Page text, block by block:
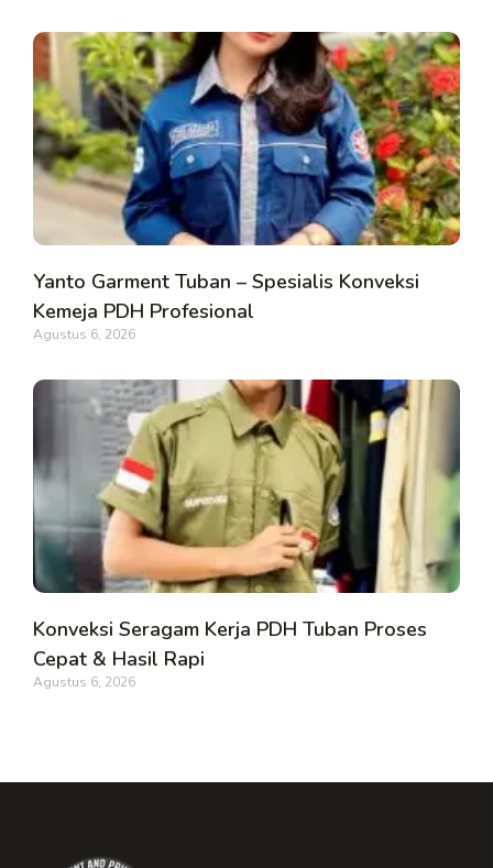
Yanto Garment Tuban – Spesialis Konveksi
Kemeja PDH Profesional
Agustus 6, 2026
Konveksi Seragam Kerja PDH Tuban Proses
Cepat & Hasil Rapi
Agustus 6, 2026